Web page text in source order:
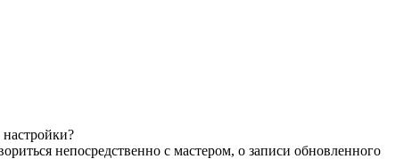
непосредственно с мастером, о записи обновленного